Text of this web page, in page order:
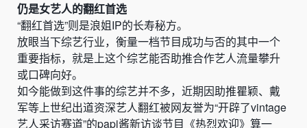
仍是女艺人的翻红首选
“翻红首选”则是浪姐IP的长寿秘方。
放眼当下综艺行业，衡量一档节目成功与否的其中一个
重要指标，就是上这个综艺能否助推合作艺人流量攀升
或口碑向好。
如今能做到这件事的综艺并不多，近期因助推瞿颖、戴
军等上世纪出道资深艺人翻红被网友誉为“开辟了vintage
艺人采访赛道”的papi酱新访谈节目《热烈欢迎》算一